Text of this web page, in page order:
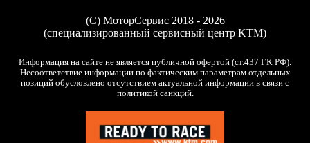
(C) МоторСервис 2018 - 2026
(специализированный сервисный центр KTM)
Информация на сайте не является публичной офертой (ст.437 ГК РФ).
Несоответствие информации по фактическим параметрам отдельных
позиций обусловлено отсутствием актуальной информации в связи с
политикой санкций.